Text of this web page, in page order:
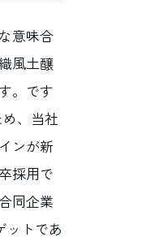
意味合
風土醸
。です
、当社
ンが新
採用で
同企業
ットであ